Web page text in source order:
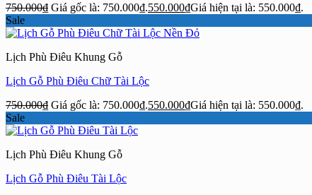
750.000₫ Giá gốc là: 750.000₫.550.000₫Giá hiện tại là: 550.000₫.
Sale
Lịch Phù Điêu Khung Gỗ
Lịch Gỗ Phù Điêu Chữ Tài Lộc
750.000₫ Giá gốc là: 750.000₫.550.000₫Giá hiện tại là: 550.000₫.
Sale
Lịch Phù Điêu Khung Gỗ
Lịch Gỗ Phù Điêu Tài Lộc